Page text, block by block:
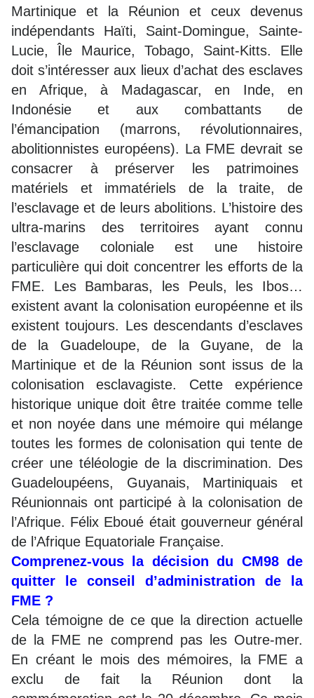
Martinique et la Réunion et ceux devenus
indépendants Haïti, Saint-Domingue, Sainte-
Lucie, Île Maurice, Tobago, Saint-Kitts. Elle
doit s’intéresser aux lieux d’achat des esclaves
en Afrique, à Madagascar, en Inde, en
Indonésie et aux combattants de
l’émancipation (marrons, révolutionnaires,
abolitionnistes européens). La FME devrait se
consacrer à préserver les patrimoines
matériels et immatériels de la traite, de
l’esclavage et de leurs abolitions. L’histoire des
ultra-marins des territoires ayant connu
l’esclavage coloniale est une histoire
particulière qui doit concentrer les efforts de la
FME. Les Bambaras, les Peuls, les Ibos…
existent avant la colonisation européenne et ils
existent toujours. Les descendants d’esclaves
de la Guadeloupe, de la Guyane, de la
Martinique et de la Réunion sont issus de la
colonisation esclavagiste. Cette expérience
historique unique doit être traitée comme telle
et non noyée dans une mémoire qui mélange
toutes les formes de colonisation qui tente de
créer une téléologie de la discrimination. Des
Guadeloupéens, Guyanais, Martiniquais et
Réunionnais ont participé à la colonisation de
l’Afrique. Félix Eboué était gouverneur général
de l’Afrique Equatoriale Française.
Comprenez-vous la décision du CM98 de
quitter le conseil d’administration de la
FME ?
Cela témoigne de ce que la direction actuelle
de la FME ne comprend pas les Outre-mer.
En créant le mois des mémoires, la FME a
exclu de fait la Réunion dont la